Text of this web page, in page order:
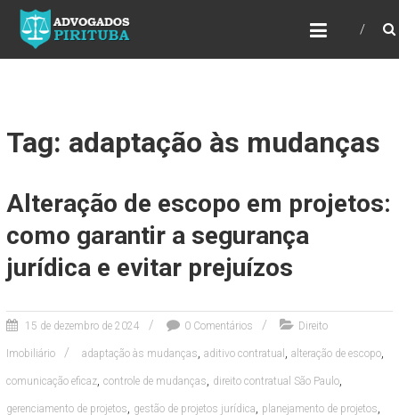
ADVOGADOS PIRITUBA
Precisando de advogado? Entre em contato!
Fazemos toda a assessoria que você
Tag: adaptação às mudanças
Alteração de escopo em projetos:
como garantir a segurança
jurídica e evitar prejuízos
15 de dezembro de 2024 0 Comentários Direito
Imobiliário adaptação às mudanças, aditivo contratual , alteração de escopo,
comunicação eficaz, controle de mudanças, direito contratual São Paulo,
gerenciamento de projetos, gestão de projetos jurídica, planejamento de projetos,